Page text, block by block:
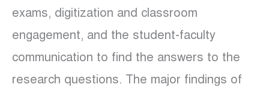
exams, digitization and classroom
engagement, and the student-faculty
communication to find the answers to the
research questions. The major findings of